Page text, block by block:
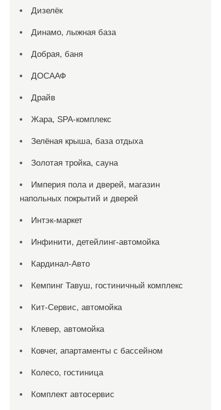
Дизелёк
Динамо, лыжная база
Добрая, баня
ДОСААФ
Драйв
Жара, SPA-комплекс
Зелёная крыша, база отдыха
Золотая тройка, сауна
Империя пола и дверей, магазин
напольных покрытий и дверей
Интэк-маркет
Инфинити, детейлинг-автомойка
Кардинал-Авто
Кемпинг Тавуш, гостиничный комплекс
Кит-Сервис, автомойка
Клевер, автомойка
Ковчег, апартаменты с бассейном
Колесо, гостиница
Комплект автосервис